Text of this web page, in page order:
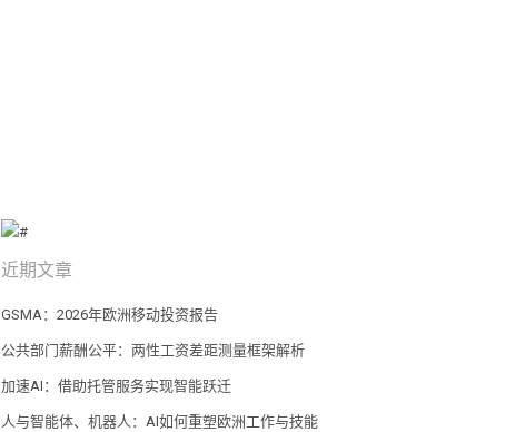
近期文章
GSMA：2026年欧洲移动投资报告
公共部门薪酬公平：两性工资差距测量框架解析
加速AI：借助托管服务实现智能跃迁
人与智能体、机器人：AI如何重塑欧洲工作与技能